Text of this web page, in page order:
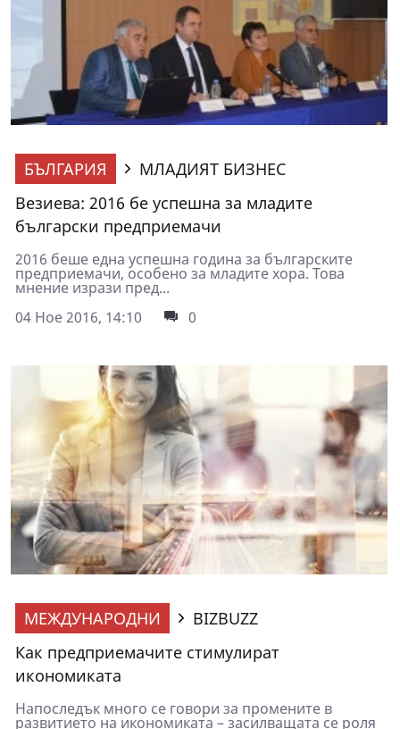
БЪЛГАРИЯ
МЛАДИЯТ БИЗНЕС
Везиева: 2016 бе успешна за младите
български предприемачи
2016 беше една успешна година за българските
предприемачи, особено за младите хора. Това
мнение изрази пред...
04 Ное 2016, 14:10
0
МЕЖДУНАРОДНИ
BIZBUZZ
Как предприемачите стимулират
икономиката
Напоследък много се говори за промените в
развитието на икономиката – засилващата се роля